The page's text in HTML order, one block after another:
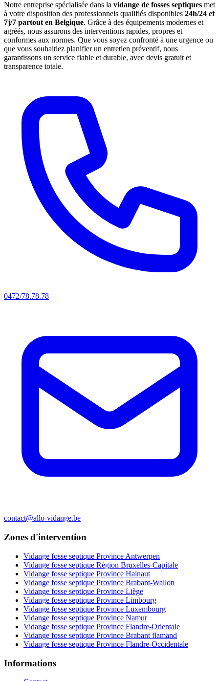
Notre entreprise spécialisée dans la vidange de fosses septiques met
à votre disposition des professionnels qualifiés disponibles 24h/24 et
7j/7 partout en Belgique. Grâce à des équipements modernes et
agréés, nous assurons des interventions rapides, propres et
conformes aux normes. Que vous soyez confronté à une urgence ou
que vous souhaitiez planifier un entretien préventif, nous
garantissons un service fiable et durable, avec devis gratuit et
transparence totale.
0472/78.78.78
contact@allo-vidange.be
Zones d'intervention
Vidange fosse septique Province Antwerpen
Vidange fosse septique Région Bruxelles-Capitale
Vidange fosse septique Province Hainaut
Vidange fosse septique Province Brabant-Wallon
Vidange fosse septique Province Liège
Vidange fosse septique Province Limbourg
Vidange fosse septique Province Luxembourg
Vidange fosse septique Province Namur
Vidange fosse septique Province Flandre-Orientale
Vidange fosse septique Province Brabant flamand
Vidange fosse septique Province Flandre-Occidentale
Informations